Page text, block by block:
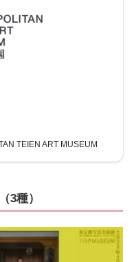
TEIEN ART MUSEUM
3種）